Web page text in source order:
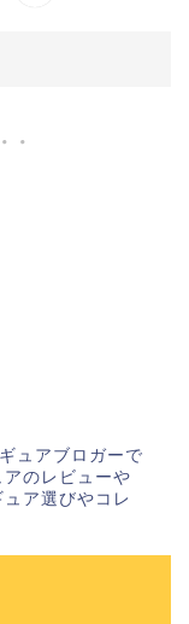
ュアブロガーで
のレビューや
ア選びやコレ